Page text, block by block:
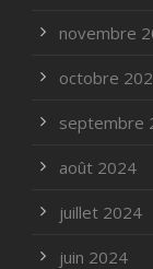
novembre
octobre
septembre
août 2024
juillet 2024
juin 2024